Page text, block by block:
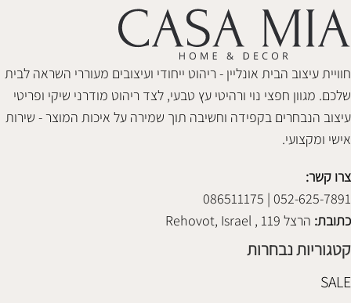
חוויית עיצוב הבית אונליין - ריהוט ייחודי ועיצובים מעוררי השראה לבית
שלכם. מגוון חפצי נוי ורהיטי עץ טבעי, לצד ריהוט מודרני שיקי ופריטי
עיצוב הנבחרים בקפידה וחשיבה תוך שמירה על איכות המוצר - שירות
אישי ומקצועי.
צרו קשר:
052-625-7891 | 086511175
כתובת: הרצל 119 , Rehovot, Israel
קטגוריות נבחרות
SALE